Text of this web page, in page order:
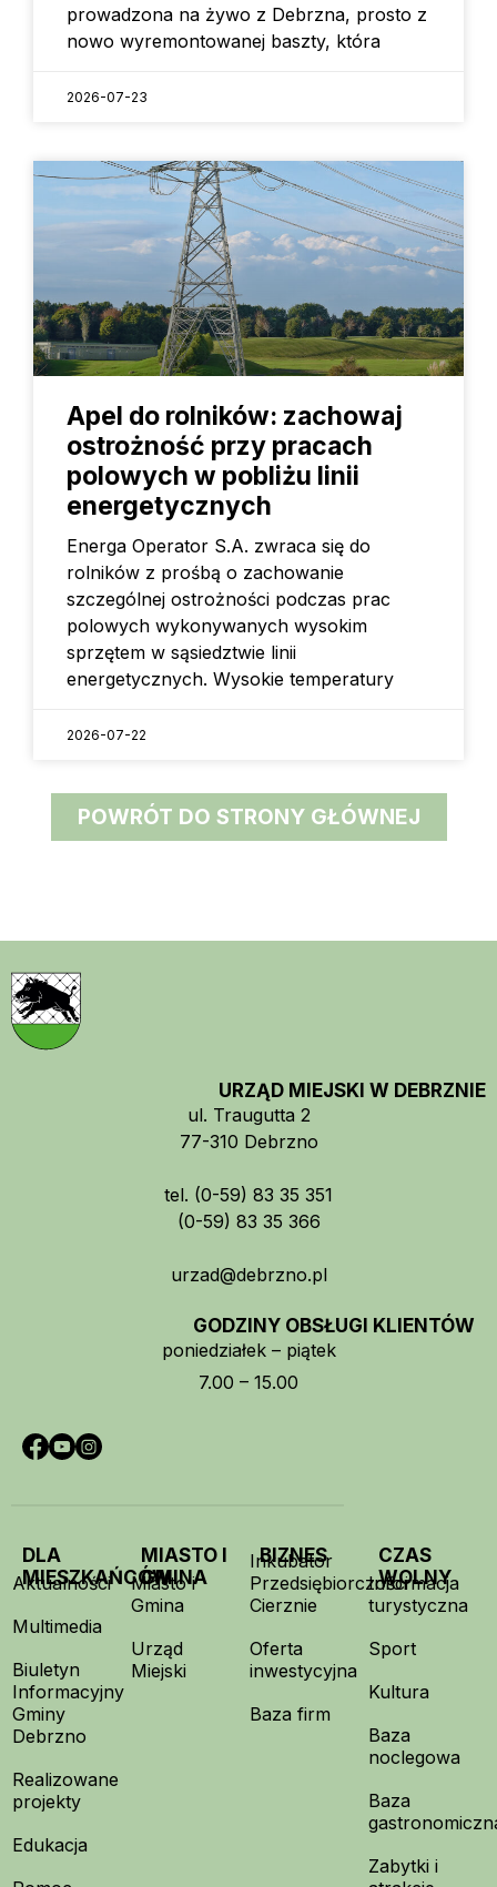
prowadzona na żywo z Debrzna, prosto z
nowo wyremontowanej baszty, która
2026-07-23
Apel do rolników: zachowaj
ostrożność przy pracach
polowych w pobliżu linii
energetycznych
Energa Operator S.A. zwraca się do
rolników z prośbą o zachowanie
szczególnej ostrożności podczas prac
polowych wykonywanych wysokim
sprzętem w sąsiedztwie linii
energetycznych. Wysokie temperatury
2026-07-22
POWRÓT DO STRONY GŁÓWNEJ
URZĄD MIEJSKI W DEBRZNIE
ul. Traugutta 2
77-310 Debrzno
tel. (0-59) 83 35 351
(0-59) 83 35 366
urzad@debrzno.pl
GODZINY OBSŁUGI KLIENTÓW
poniedziałek – piątek
7.00 – 15.00
DLA
MIESZKAŃCÓW
Aktualności
Multimedia
Biuletyn
Informacyjny
Gminy
Debrzno
Realizowane
projekty
Edukacja
MIASTO I
GMINA
Miasto i
Gmina
Urząd
Miejski
BIZNES
Inkubator
Przedsiębiorczości
Cierznie
Oferta
inwestycyjna
Baza firm
CZAS
WOLNY
Informacja
turystyczna
Sport
Kultura
Baza
noclegowa
Baza
Zabytki i